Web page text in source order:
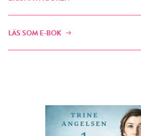
LÄS SOM E-BOK